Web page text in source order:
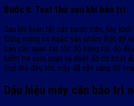
Bước 6: Test thử sau khi bảo trì
Sau khi hoàn tất các bước trên, hãy
Dùng màng co hoặc sản phẩm thật để
bạn cần quan sát tốc độ băng tải, độ
kiểm tra xem quạt và nhiệt độ có hoạt
mọi thứ đều tốt, máy đã sẵn sàng để
Dấu hiệu máy cần bảo trì